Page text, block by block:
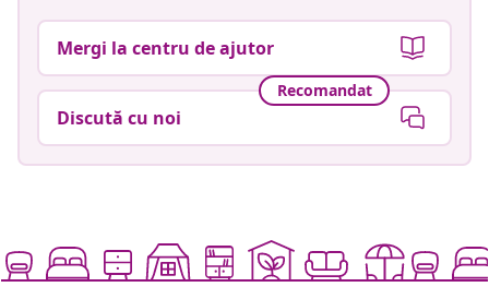
Mergi la centru de ajutor
Recomandat
Discută cu noi